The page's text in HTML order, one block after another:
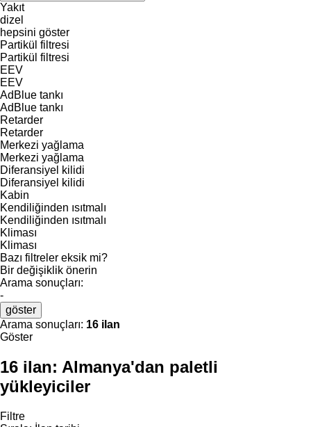
Yakıt
dizel
hepsini göster
Partikül filtresi
Partikül filtresi
EEV
EEV
AdBlue tankı
AdBlue tankı
Retarder
Retarder
Merkezi yağlama
Merkezi yağlama
Diferansiyel kilidi
Diferansiyel kilidi
Kabin
Kendiliğinden ısıtmalı
Kendiliğinden ısıtmalı
Kliması
Kliması
Bazı filtreler eksik mi?
Bir değişiklik önerin
Arama sonuçları:
-
göster
Arama sonuçları: 16 ilan
Göster
16 ilan: Almanya'dan paletli
yükleyiciler
Filtre